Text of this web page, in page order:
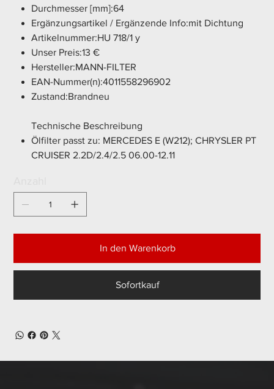
Durchmesser [mm]:64
Ergänzungsartikel / Ergänzende Info:mit Dichtung
Artikelnummer:HU 718/1 y
Unser Preis:13 €
Hersteller:MANN-FILTER
EAN-Nummer(n):4011558296902
Zustand:Brandneu
Technische Beschreibung
Ölfilter passt zu: MERCEDES E (W212); CHRYSLER PT
CRUISER 2.2D/2.4/2.5 06.00-12.11
In den Warenkorb
Sofortkauf